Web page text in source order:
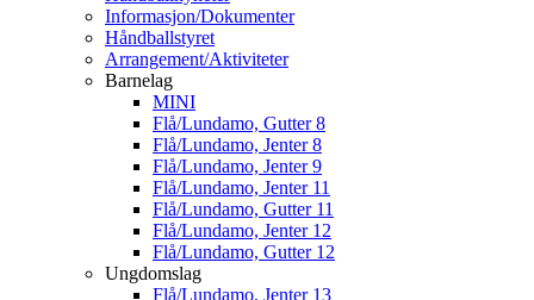
Informasjon/Dokumenter
Håndballstyret
Arrangement/Aktiviteter
Barnelag
MINI
Flå/Lundamo, Gutter 8
Flå/Lundamo, Jenter 8
Flå/Lundamo, Jenter 9
Flå/Lundamo, Jenter 11
Flå/Lundamo, Gutter 11
Flå/Lundamo, Jenter 12
Flå/Lundamo, Gutter 12
Ungdomslag
Flå/Lundamo, Jenter 13